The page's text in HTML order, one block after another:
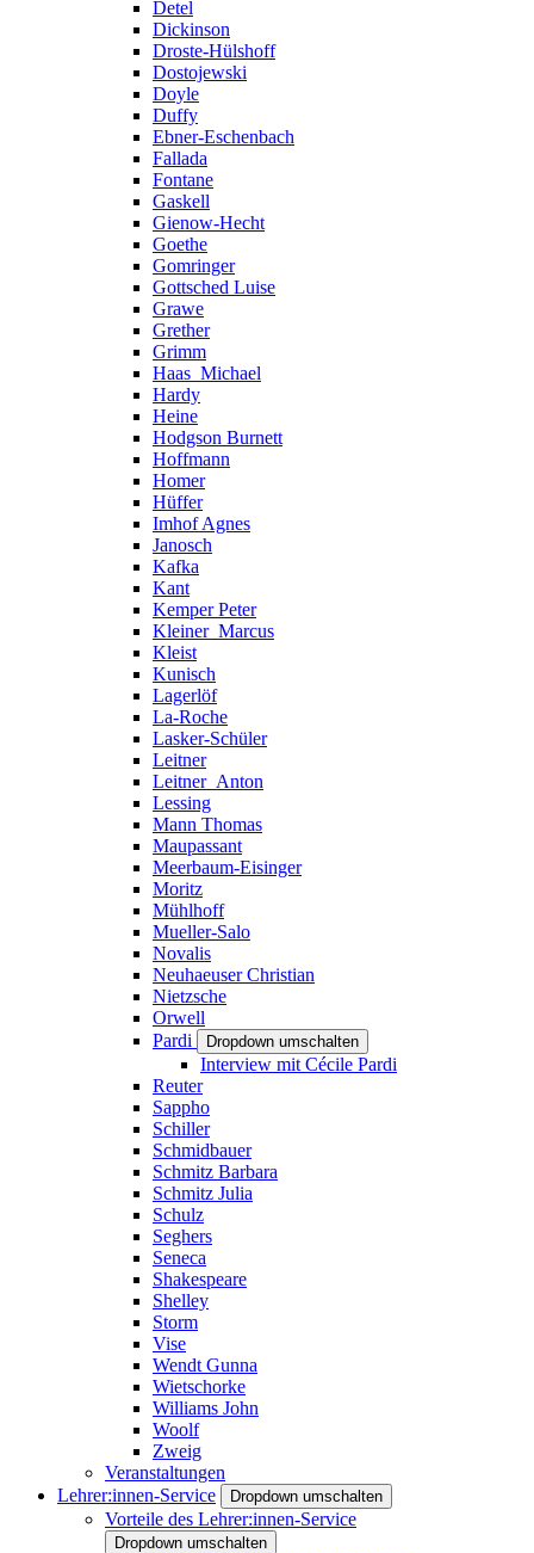
Detel
Dickinson
Droste-Hülshoff
Dostojewski
Doyle
Duffy
Ebner-Eschenbach
Fallada
Fontane
Gaskell
Gienow-Hecht
Goethe
Gomringer
Gottsched Luise
Grawe
Grether
Grimm
Haas_Michael
Hardy
Heine
Hodgson Burnett
Hoffmann
Homer
Hüffer
Imhof Agnes
Janosch
Kafka
Kant
Kemper Peter
Kleiner_Marcus
Kleist
Kunisch
Lagerlöf
La-Roche
Lasker-Schüler
Leitner
Leitner_Anton
Lessing
Mann Thomas
Maupassant
Meerbaum-Eisinger
Moritz
Mühlhoff
Mueller-Salo
Novalis
Neuhaeuser Christian
Nietzsche
Orwell
Pardi
Dropdown umschalten
Interview mit Cécile Pardi
Reuter
Sappho
Schiller
Schmidbauer
Schmitz Barbara
Schmitz Julia
Schulz
Seghers
Seneca
Shakespeare
Shelley
Storm
Vise
Wendt Gunna
Wietschorke
Williams John
Woolf
Zweig
Veranstaltungen
Lehrer:innen-Service
Dropdown umschalten
Vorteile des Lehrer:innen-Service
Dropdown umschalten